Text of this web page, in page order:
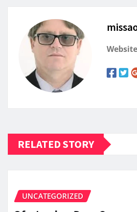
RELATED STORY
UNCATEGORIZED